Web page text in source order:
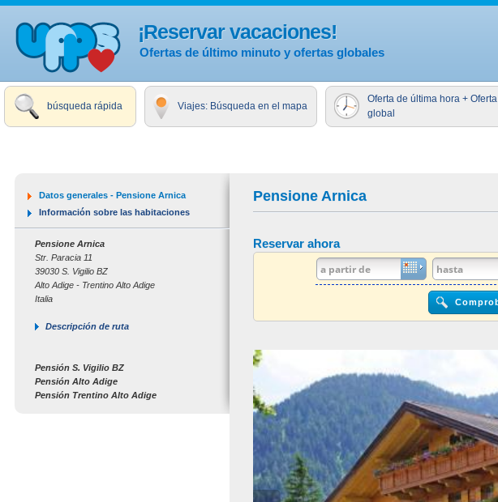
¡Reservar vacaciones!
Ofertas de último minuto y ofertas globales
búsqueda rápida Viajes: Búsqueda en el mapa
Oferta de última hora + Oferta
global
Pensione Arnica
Reservar ahora
Datos generales - Pensione Arnica
Información sobre las habitaciones
Pensione Arnica
Str. Paracia 11
39030 S. Vigilio BZ
Alto Adige - Trentino Alto Adige
Italia
Descripción de ruta
Pensión S. Vigilio BZ
Pensión Alto Adige
Pensión Trentino Alto Adige